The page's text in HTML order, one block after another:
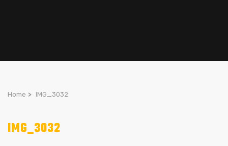
Home > IMG_3032
IMG_3032